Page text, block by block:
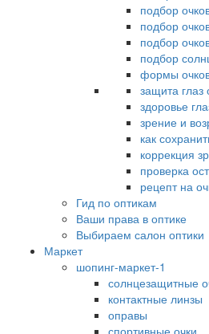
подбор
подбор
подбор
подбор
формы
защита глаз
здоровье
зрение и
как
коррекция
проверка
рецепт на
Гид по оптикам
Ваши права в оптике
Выбираем салон оптики
Маркет
шопинг-маркет-1
солнцезащитные
контактные линзы
оправы